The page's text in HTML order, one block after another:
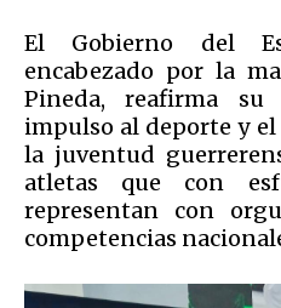
El Gobierno del
encabezado por la
Pineda, reafirma
impulso al deporte y
la juventud
atletas que con
representan con
competencias